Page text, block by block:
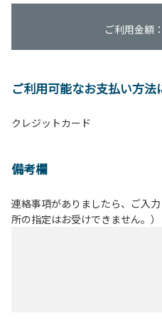
ご利用金額：
ご利用可能なお支払い方法
クレジットカード
備考欄
連絡事項がありましたら、ご入
所の指定はお受けできません。）